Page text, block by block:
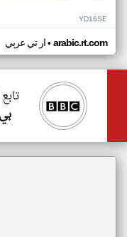
YD16SE
ار تي عربي• arabic.rt.com